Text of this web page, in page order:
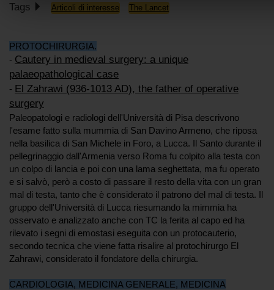
Tags Articoli di interesse The Lancet
PROTOCHIRURGIA.
- Cautery in medieval surgery: a unique
palaeopathological case
- El Zahrawi (936-1013 AD), the father of operative
surgery
Paleopatologi e radiologi dell'Università di Pisa descrivono
l'esame fatto sulla mummia di San Davino Armeno, che riposa
nella basilica di San Michele in Foro, a Lucca. Il Santo durante il
pellegrinaggio dall'Armenia verso Roma fu colpito alla testa con
un colpo di lancia e poi con una lama seghettata, ma fu operato
e si salvò, però a costo di passare il resto della vita con un gran
mal di testa, tanto che è considerato il patrono del mal di testa. Il
gruppo dell'Università di Lucca riesumando la mimmia ha
osservato e analizzato anche con TC la ferita al capo ed ha
rilevato i segni di emostasi eseguita con un protocauterio,
secondo tecnica che viene fatta risalire al protochirurgo El
Zahrawi, considerato il fondatore della chirurgia.
CARDIOLOGIA, MEDICINA GENERALE, MEDICINA